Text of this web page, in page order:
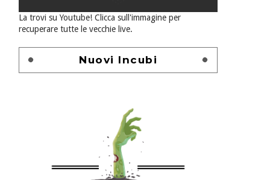
La trovi su Youtube! Clicca sull'immagine per
recuperare tutte le vecchie live.
Nuovi Incubi